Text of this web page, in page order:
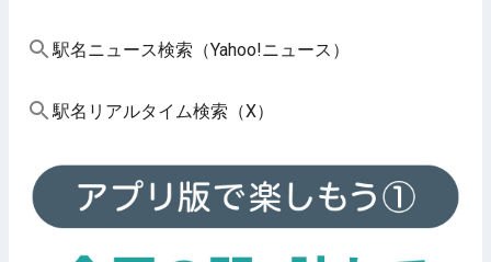
駅名ニュース検索（Yahoo!ニュース）
駅名リアルタイム検索（X）